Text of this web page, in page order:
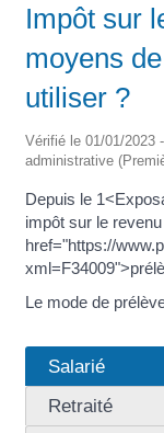
Impôt sur
moyens
utiliser ?
Vérifié le 01/01/2023
administrative
Depuis le
impôt sur le
href="https://
Le mode de
Salarié
Retraité